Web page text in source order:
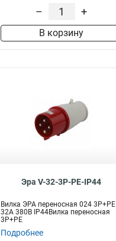
– +
В корзину
Эра V-32-3P-PE-IP44
Вилка ЭРА переносная 024 3Р+РЕ
32А 380В IP44Вилка переносная
3P+PE
Подробнее